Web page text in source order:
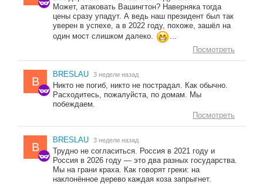
Может, атаковать Вашингтон? Наверняка тогда
цены сразу упадут. А ведь наш президент был так
уверен в успехе, а в 2022 году, похоже, зашёл на
один мост слишком далеко.
...
Посмотреть
B
BRESLAU 3 недели назад
Никто не погиб, никто не пострадал. Как обычно.
Расходитесь, пожалуйста, по домам. Мы
побеждаем.
Посмотреть
B
BRESLAU 3 недели назад
Трудно не согласиться. Россия в 2021 году и
Россия в 2026 году — это два разных государства.
Мы на грани краха. Как говорят греки: на
наклонённое дерево каждая коза запрыгнет.